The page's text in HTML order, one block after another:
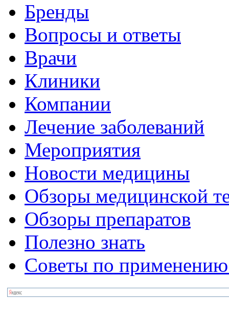
Бренды
Вопросы и ответы
Врачи
Клиники
Компании
Лечение заболеваний
Мероприятия
Новости медицины
Обзоры медицинской
Обзоры препаратов
Полезно знать
Советы по применению